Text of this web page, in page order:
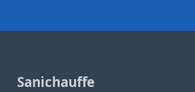
Sanichauffe